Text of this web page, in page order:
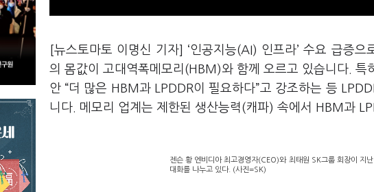
[뉴스토마토 이명신 기자] ‘인공지능(AI) 인프라’ 수요 급증
의 몸값이 고대역폭메모리(HBM)와 함께 오르고 있습니다.
안 “더 많은 HBM과 LPDDR이 필요하다”고 강조하는 등
니다. 메모리 업계는 제한된 생산능력(캐파) 속에서 HBM과
젠슨 황 엔비디아 최고경영자(CEO)와 최태원 SK그룹 회장이 지
대화를 나누고 있다. (사진=SK)